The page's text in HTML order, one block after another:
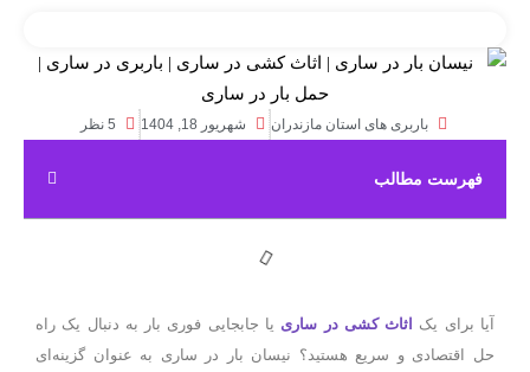
باربری های استان مازندران شهریور 18, 1404 5 نظر
فهرست مطالب
آیا برای یک اثاث کشی در ساری یا جابجایی فوری بار به دنبال یک راه
حل اقتصادی و سریع هستید؟ نیسان بار در ساری به عنوان گزینه‌ای